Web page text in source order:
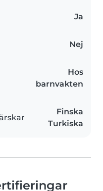
Ja
Nej
Hos
barnvakten
Finska
Turkiska